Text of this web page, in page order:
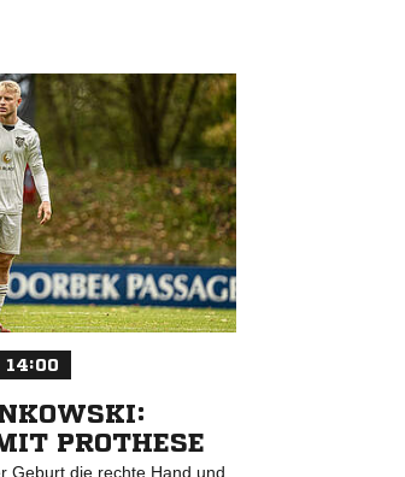
14:00
PROTHESE
Geburt die rechte Hand und